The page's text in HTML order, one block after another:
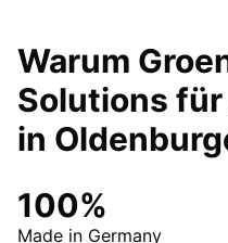
Warum
Solutions für
in
100%
Made in Germany